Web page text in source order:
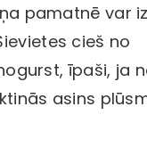
pamatnē var
cieš no
īpaši, ja
asins